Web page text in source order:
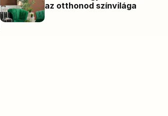
az otthonod színvilága